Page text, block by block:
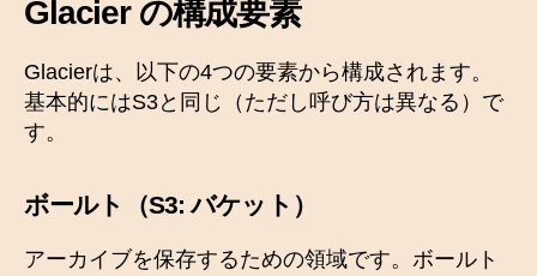
Glacier の構成要素
Glacierは、以下の4つの要素から構成されます。
基本的にはS3と同じ（ただし呼び方は異なる）で
す。
ボールト（S3: バケット）
アーカイブを保存するための領域です。ボールト